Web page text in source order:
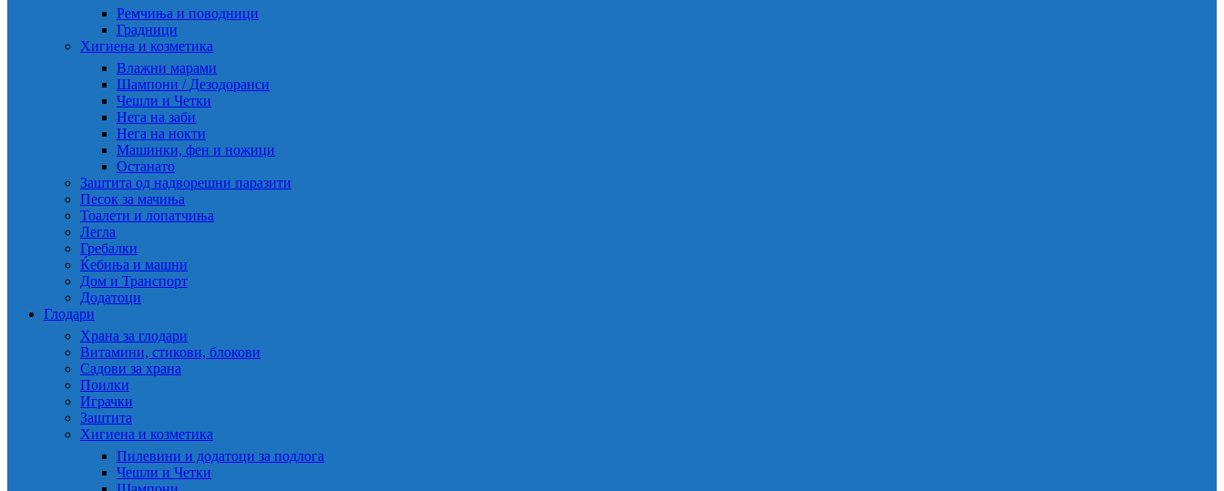
Ремчиња и поводници
Градници
Хигиена и козметика
Влажни марами
Шампони / Дезодоранси
Чешли и Четки
Нега на заби
Нега на нокти
Машинки, фен и ножици
Останато
Заштита од надворешни паразити
Песок за мачиња
Тоалети и лопатчиња
Легла
Гребалки
Ќебиња и машни
Дом и Транспорт
Додатоци
Глодари
Храна за глодари
Витамини, стикови, блокови
Садови за храна
Поилки
Играчки
Заштита
Хигиена и козметика
Пилевини и додатоци за подлога
Чешли и Четки